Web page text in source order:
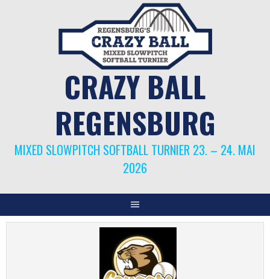
CRAZY BALL
REGENSBURG
MIXED SLOWPITCH SOFTBALL TURNIER 23. – 24. MAI
2026